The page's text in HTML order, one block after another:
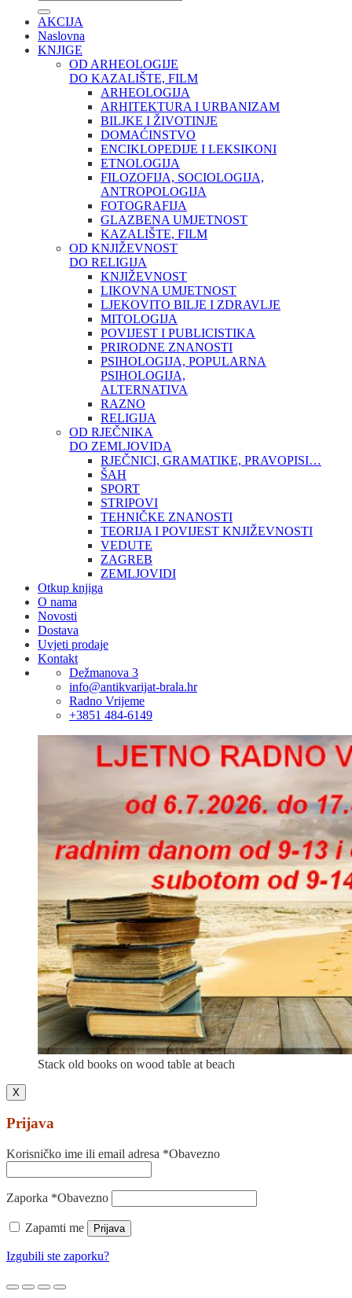
AKCIJA
Naslovna
KNJIGE
OD ARHEOLOGIJE
DO KAZALIŠTE, FILM
ARHEOLOGIJA
ARHITEKTURA I URBANIZAM
BILJKE I ŽIVOTINJE
DOMAĆINSTVO
ENCIKLOPEDIJE I LEKSIKONI
ETNOLOGIJA
FILOZOFIJA, SOCIOLOGIJA,
ANTROPOLOGIJA
FOTOGRAFIJA
GLAZBENA UMJETNOST
KAZALIŠTE, FILM
OD KNJIŽEVNOST
DO RELIGIJA
KNJIŽEVNOST
LIKOVNA UMJETNOST
LJEKOVITO BILJE I ZDRAVLJE
MITOLOGIJA
POVIJEST I PUBLICISTIKA
PRIRODNE ZNANOSTI
PSIHOLOGIJA, POPULARNA
PSIHOLOGIJA,
ALTERNATIVA
RAZNO
RELIGIJA
OD RJEČNIKA
DO ZEMLJOVIDA
RJEČNICI, GRAMATIKE, PRAVOPISI…
ŠAH
SPORT
STRIPOVI
TEHNIČKE ZNANOSTI
TEORIJA I POVIJEST KNJIŽEVNOSTI
VEDUTE
ZAGREB
ZEMLJOVIDI
Otkup knjiga
O nama
Novosti
Dostava
Uvjeti prodaje
Kontakt
Dežmanova 3
info@antikvarijat-brala.hr
Radno Vrijeme
+3851 484-6149
Stack old books on wood table at beach
X
Prijava
Korisničko ime ili email adresa *Obavezno
Zaporka *Obavezno
Zapamti me Prijava
Izgubili ste zaporku?